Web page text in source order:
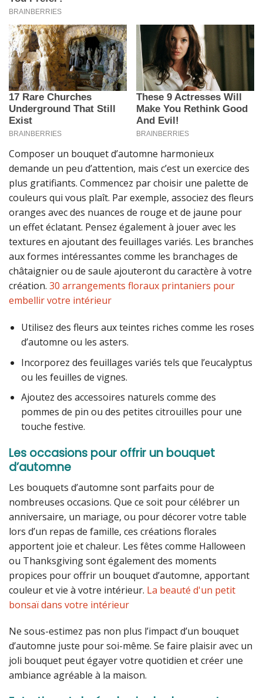
Composer un bouquet d’automne harmonieux
demande un peu d’attention, mais c’est un exercice des
plus gratifiants. Commencez par choisir une palette de
couleurs qui vous plaît. Par exemple, associez des fleurs
oranges avec des nuances de rouge et de jaune pour
un effet éclatant. Pensez également à jouer avec les
textures en ajoutant des feuillages variés. Les branches
aux formes intéressantes comme les branchages de
châtaignier ou de saule ajouteront du caractère à votre
création. 30 arrangements floraux printaniers pour
embellir votre intérieur
Utilisez des fleurs aux teintes riches comme les roses
d’automne ou les asters.
Incorporez des feuillages variés tels que l’eucalyptus
ou les feuilles de vignes.
Ajoutez des accessoires naturels comme des
pommes de pin ou des petites citrouilles pour une
touche festive.
Les occasions pour offrir un bouquet
d’automne
Les bouquets d’automne sont parfaits pour de
nombreuses occasions. Que ce soit pour célébrer un
anniversaire, un mariage, ou pour décorer votre table
lors d’un repas de famille, ces créations florales
apportent joie et chaleur. Les fêtes comme Halloween
ou Thanksgiving sont également des moments
propices pour offrir un bouquet d’automne, apportant
couleur et vie à votre intérieur. La beauté d'un petit
bonsaï dans votre intérieur
Ne sous-estimez pas non plus l’impact d’un bouquet
d’automne juste pour soi-même. Se faire plaisir avec un
joli bouquet peut égayer votre quotidien et créer une
ambiance agréable à la maison.